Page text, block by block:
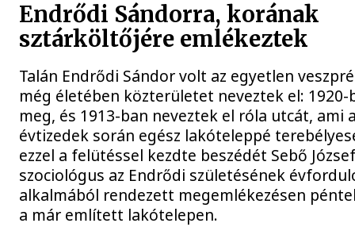
Endrődi Sándorra, korának
sztárköltőjére emlékeztek
Talán Endrődi Sándor volt az egyetlen
még életében közterületet neveztek el:
meg, és 1913-ban neveztek el róla utcát, ami
évtizedek során egész lakóteleppé
ezzel a felütéssel kezdte beszédét Sebő
szociológus az Endrődi születésének
alkalmából rendezett megemlékezésen
a már említett lakótelepen.